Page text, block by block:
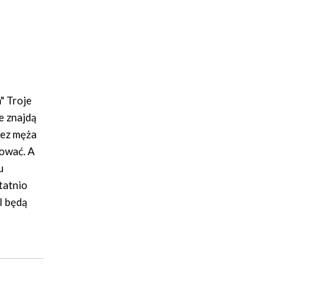
Troje
znajdą
męża
A
będą